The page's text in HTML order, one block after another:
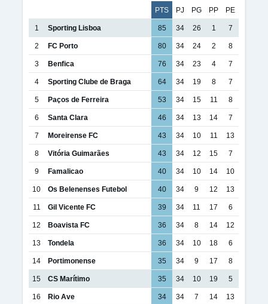
PTS PJ PG PP PE
1 Sporting Lisboa 85 34 26 1 7
2 FC Porto 80 34 24 2 8
3 Benfica 76 34 23 4 7
4 Sporting Clube de Braga 64 34 19 8 7
5 Paços de Ferreira 53 34 15 11 8
6 Santa Clara 46 34 13 14 7
7 Moreirense FC 43 34 10 11 13
8 Vitória Guimarães 43 34 12 15 7
9 Famalicao 40 34 10 14 10
10 Os Belenenses Futebol 40 34 9 12 13
11 Gil Vicente FC 39 34 11 17 6
12 Boavista FC 36 34 8 14 12
13 Tondela 36 34 10 18 6
14 Portimonense 35 34 9 17 8
15 CS Marítimo 35 34 10 19 5
16 Rio Ave 34 34 7 14 13